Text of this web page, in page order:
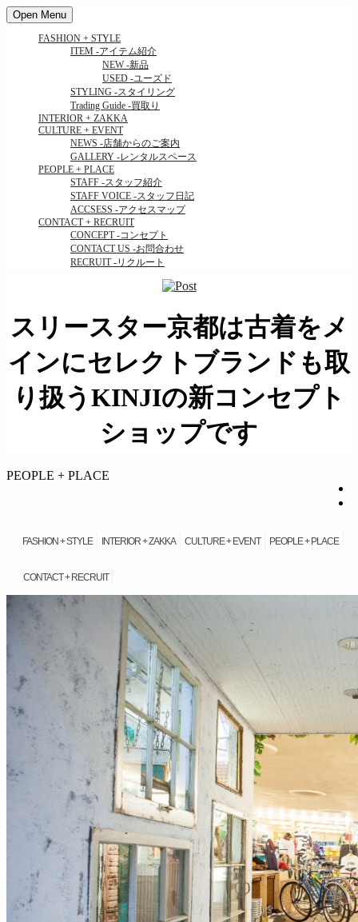
Open Menu
FASHION + STYLE
ITEM -アイテム紹介
NEW-新品
USED -ユーズド
STYLING -スタイリング
Trading Guide -買取り
INTERIOR + ZAKKA
CULTURE + EVENT
NEWS -店舗からのご案内
GALLERY -レンタルスペース
PEOPLE + PLACE
STAFF -スタッフ紹介
STAFF VOICE -スタッフ日記
ACCSESS -アクセスマップ
CONTACT + RECRUIT
CONCEPT-コンセプト
CONTACT US -お問合わせ
RECRUIT-リクルート
スリースター京都は古着をメ
インにセレクトブランドも取
り扱うKINJIの新コンセプト
ショップです
FASHION + STYLE INTERIOR + ZAKKA CULTURE + EVENT PEOPLE + PLACE
CONTACT + RECRUIT
займ на карту онлайн без отказа
PEOPLE + PLACE